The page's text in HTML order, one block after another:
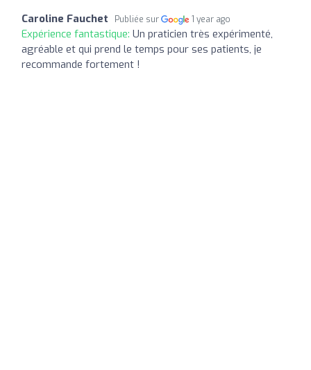
Caroline Fauchet Publiée sur 1 year ago
Expérience fantastique: Un praticien très expérimenté,
agréable et qui prend le temps pour ses patients, je
recommande fortement !